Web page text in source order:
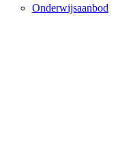
Onderwijsaanbod